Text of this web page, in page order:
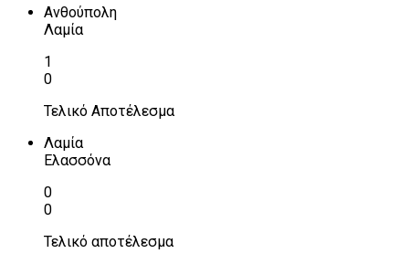
Ανθούπολη
Λαμία
1
0
Τελικό Αποτέλεσμα
Λαμία
Ελασσόνα
0
0
Τελικό αποτέλεσμα